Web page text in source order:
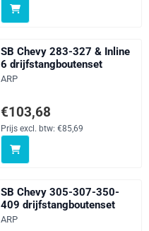
SB Chevy 283-327 & Inline
6 drijfstangboutenset
Merk:
ARP
Prijs: 103,68, exclusief btw:
€103,68
Prijs excl. btw: €85,69
SB Chevy 305-307-350-
409 drijfstangboutenset
Merk:
ARP